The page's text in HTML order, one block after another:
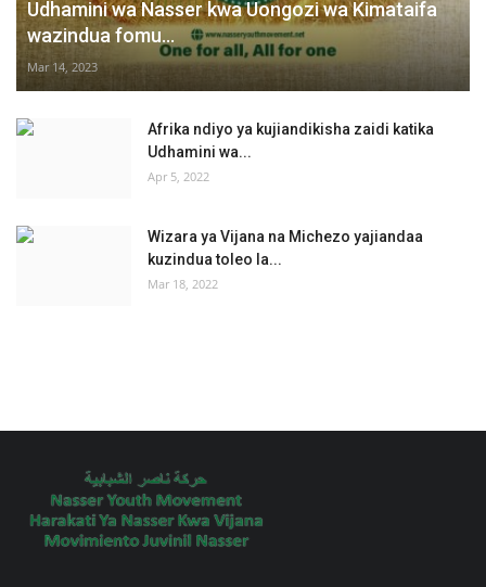
Udhamini wa Nasser kwa Uongozi wa Kimataifa
wazindua fomu...
Mar 14, 2023
Afrika ndiyo ya kujiandikisha zaidi katika
Udhamini wa...
Apr 5, 2022
Wizara ya Vijana na Michezo yajiandaa
kuzindua toleo la...
Mar 18, 2022